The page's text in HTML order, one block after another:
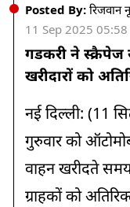
Posted By: रिजवान
11 Sep 2025 05:58
गडकरी ने स्क्रैपेज
खरीदारों को
नई दिल्ली: (11
गुरुवार को
वाहन खरीदते
ग्राहकों को